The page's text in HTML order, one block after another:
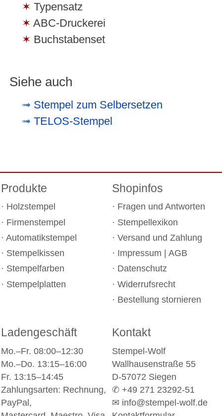
Typensatz
ABC-Druckerei
Buchstabenset
Siehe auch
Stempel zum Selbersetzen
TELOS-Stempel
Produkte
Holzstempel
Firmenstempel
Automatikstempel
Stempelkissen
Stempelfarben
Stempelplatten
Shopinfos
Fragen und Antworten
Stempellexikon
Versand und Zahlung
Impressum
AGB
Datenschutz
Widerrufsrecht
Bestellung stornieren
Ladengeschäft
Mo.–Fr. 08:00–12:30
Mo.–Do. 13:15–16:00
Fr. 13:15–14:45
Zahlungsarten: Rechnung,
PayPal,
Kontakt
Stempel-Wolf
Wallhausenstraße 55
D-57072 Siegen
✆ +49 271 23292-51
✉ info@stempel-wolf.de